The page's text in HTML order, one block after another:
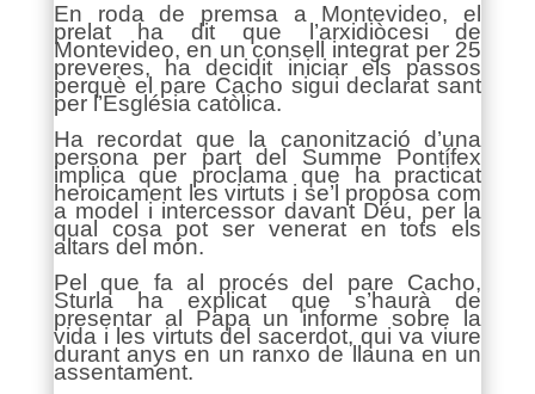
En roda de premsa a Montevideo, el
prelat ha dit que l’arxidiòcesi de
Montevideo, en un consell integrat per 25
preveres, ha decidit iniciar els passos
perquè el pare Cacho sigui declarat sant
per l’Església catòlica.
Ha recordat que la canonització d’una
persona per part del Summe Pontífex
implica que proclama que ha practicat
heroicament les virtuts i se’l proposa com
a model i intercessor davant Déu, per la
qual cosa pot ser venerat en tots els
altars del món.
Pel que fa al procés del pare Cacho,
Sturla ha explicat que s’haurà de
presentar al Papa un informe sobre la
vida i les virtuts del sacerdot, qui va viure
durant anys en un ranxo de llauna en un
assentament.